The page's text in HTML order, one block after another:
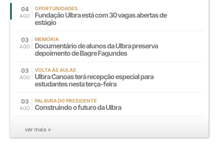
04
AGO
OPORTUNIDADES
Fundação Ulbra está com 30 vagas abertas de
estágio
03
AGO
MEMÓRIA
Documentário de alunos da Ulbra preserva
depoimento de Bagre Fagundes
03
AGO
VOLTA ÀS AULAS
Ulbra Canoas terá recepção especial para
estudantes nesta terça-feira
03
AGO
PALAVRA DO PRESIDENTE
Construindo o futuro da Ulbra
ver mais »